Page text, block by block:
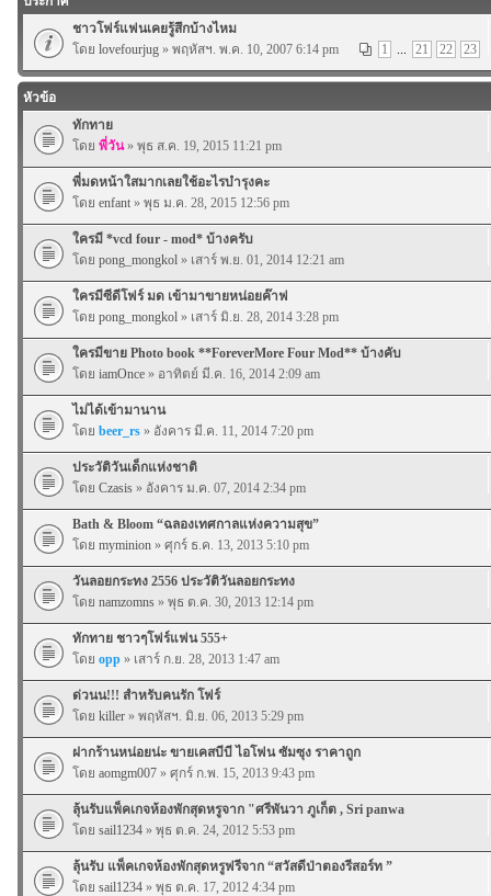
ชาวโฟร์แฟนเคยรู้สึกบ้างไหม
1
... 21 22 23
โดย lovefourjug » พฤหัสฯ. พ.ค. 10, 2007 6:14 pm
หัวข้อ
ทักทาย
โดย พี่วัน» พุธ ส.ค. 19, 2015 11:21 pm
พี่มดหน้าใสมากเลยใช้อะไรบำรุงคะ
โดย enfant » พุธ ม.ค. 28, 2015 12:56 pm
ใครมี *vcd four - mod* บ้างครับ
โดย pong_mongkol » เสาร์ พ.ย. 01, 2014 12:21 am
ใครมีซีดีโฟร์ มด เข้ามาขายหน่อยค๊าฟ
โดย pong_mongkol » เสาร์ มิ.ย. 28, 2014 3:28 pm
ใครมีขาย Photo book **ForeverMore Four Mod** บ้างคับ
โดย iamOnce » อาทิตย์ มี.ค. 16, 2014 2:09 am
ไม่ได้เข้ามานาน
โดย beer_rs » อังคาร มี.ค. 11, 2014 7:20 pm
ประวัติวันเด็กแห่งชาติ
โดย Czasis » อังคาร ม.ค. 07, 2014 2:34 pm
Bath & Bloom “ฉลองเทศกาลแห่งความสุข”
โดย myminion » ศุกร์ ธ.ค. 13, 2013 5:10 pm
วันลอยกระทง 2556 ประวัติวันลอยกระทง
โดย namzomns » พุธ ต.ค. 30, 2013 12:14 pm
ทักทาย ชาวๆโฟร์แฟน 555+
โดย opp » เสาร์ ก.ย. 28, 2013 1:47 am
ด่วนน!!! สำหรับคนรัก โฟร์
โดย killer » พฤหัสฯ. มิ.ย. 06, 2013 5:29 pm
ฝากร้านหน่อยน่ะ ขายเคสบีบี ไอโฟน ซัมซุง ราคาถูก
โดย aomgm007 » ศุกร์ ก.พ. 15, 2013 9:43 pm
ลุ้นรับแพ็คเกจห้องพักสุดหรูจาก "ศรีพันวา ภูเก็ต , Sri panwa
โดย sail1234 » พุธ ต.ค. 24, 2012 5:53 pm
ลุ้นรับ แพ็คเกจห้องพักสุดหรูฟรีจาก “สวัสดีป่าตองรีสอร์ท ”
โดย sail1234 » พุธ ต.ค. 17, 2012 4:34 pm